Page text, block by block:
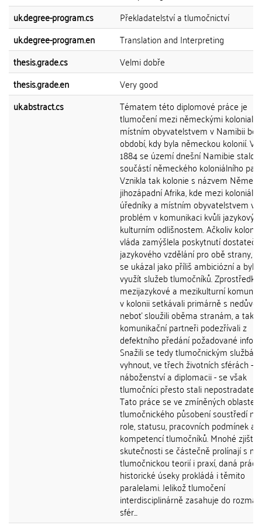
uk.degree-program.cs
Překladatelství a tlumočnictví
uk.degree-program.en
Translation and Interpreting
thesis.grade.cs
Velmi dobře
thesis.grade.en
Very good
uk.abstract.cs
Tématem této diplomové práce je
tlumočení mezi německými
místním obyvatelstvem v Namibii
období, kdy byla německou kolonií. V
1884 se území dnešní Namibie stalo
součástí německého koloniálního
Vznikla tak kolonie s názvem
jihozápadní Afrika, kde mezi
úředníky a místním obyvatelstvem
problém v komunikaci kvůli
kulturním odlišnostem. Ačkoliv
vláda zamýšlela poskytnutí
jazykového vzdělání pro obě strany,
se ukázal jako příliš ambiciózní a
využít služeb tlumočníků.
mezijazykové a mezikulturní
v kolonii setkávali primárně s
neboť sloužili oběma stranám, a tak je
komunikační partneři podezřívali z
defektního předání požadované
Snažili se tedy tlumočnickým službám
vyhnout, ve třech životních sférách -
náboženství a diplomacii - se však
tlumočníci přesto stali
Tato práce se ve zmíněných
tlumočnického působení soustředí
role, statusu, pracovních podmínek a
kompetencí tlumočníků. Mnohé
skutečnosti se částečně prolínají s
tlumočnickou teorií i praxí, daná
historické úseky prokládá i těmito
paralelami. Jelikož tlumočení
interdisciplinárně zasahuje do
sfér...